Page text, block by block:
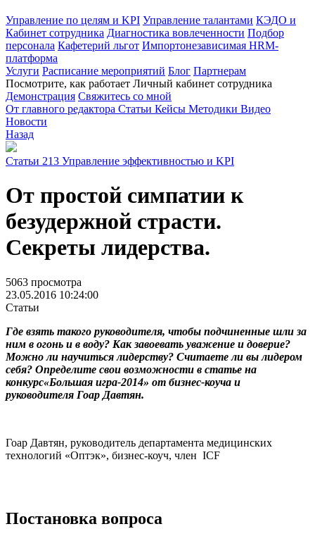
Управление по целям и KPI Управление талантами КЭДО и
Кабинет сотрудника Диагностика вовлеченности Подбор
персонала Кафетерий льгот Импортонезависимая HRM-
платформа
Услуги Расписание мероприятий Блог Партнерам
Посмотрите, как работает Личный кабинет сотрудника
Демонстрация Свяжитесь со мной
От главного редактора Статьи Кейсы Методики Видео
Новости
Назад
Статьи 213 Управление эффективностью и KPI
От простой симпатии к
безудержной страсти.
Секреты лидерства.
5063 просмотра
23.05.2016 10:24:00
Статьи
Где взять такого руководителя, чтобы подчиненные шли за
ним в огонь и в воду? Как завоевать уважение и доверие?
Можно ли научиться лидерству? Считаете ли вы лидером
себя? Определите свои возможности в статье на
конкурс«Большая игра-2014» от бизнес-коуча и
руководителя Гоар Давтян.
Гоар Давтян, руководитель департамента медицинских
технологий «Оптэк», бизнес-коуч, член ICF
Постановка вопроса